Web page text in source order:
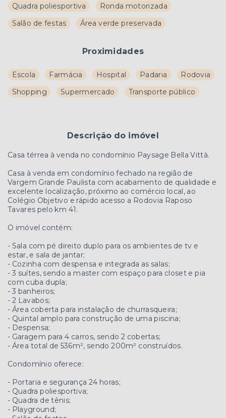
Quadra poliesportiva
Ronda motorizada
Salão de festas
Área verde preservada
Proximidades
Escola Farmácia Hospital Padaria
Rodovia
Shopping
Supermercado Transporte público
Descrição do imóvel
Casa térrea à venda no condomínio Paysage Bella Vittà.
Casa à venda em condomínio fechado na região de
Vargem Grande Paulista com acabamento de qualidade e
excelente localização, próximo ao comércio local, ao
Colégio Objetivo e rápido acesso a Rodovia Raposo
Tavares pelo km 41.
O imóvel contém:
- Sala com pé direito duplo para os ambientes de tv e
estar, e sala de jantar;
- Cozinha com despensa e integrada as salas;
- 3 suítes, sendo a master com espaço para closet e pia
com cuba dupla;
- 3 banheiros;
- 2 Lavabos;
- Área coberta para instalação de churrasqueira;
- Quintal amplo para construção de uma piscina;
- Despensa;
- Garagem para 4 carros, sendo 2 cobertas;
- Área total de 536m², sendo 200m² construídos.
Condomínio oferece:
- Portaria e segurança 24 horas;
- Quadra poliesportiva;
- Quadra de tênis;
- Playground;